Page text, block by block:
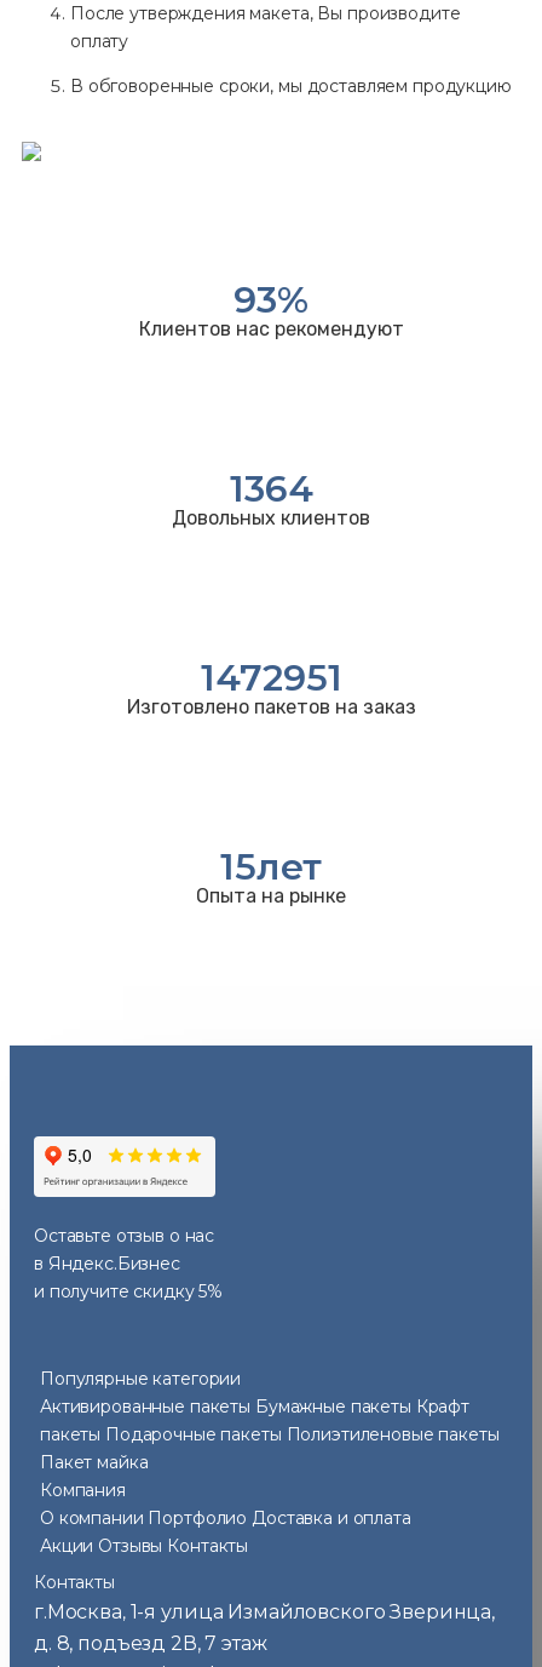
После утверждения макета, Вы производите
оплату
В обговоренные сроки, мы доставляем продукцию
93%
Клиентов нас рекомендуют
1364
Довольных клиентов
1472951
Изготовлено пакетов на заказ
15лет
Опыта на рынке
Оставьте отзыв о нас
в Яндекс.Бизнес
и получите скидку 5%
Популярные категории
Активированные пакеты Бумажные пакеты Крафт
пакеты Подарочные пакеты Полиэтиленовые пакеты
Пакет майка
Компания
О компании Портфолио Доставка и оплата
Акции Отзывы Контакты
Контакты
г.Москва, 1-я улица Измайловского Зверинца,
д. 8, подъезд 2В, 7 этаж